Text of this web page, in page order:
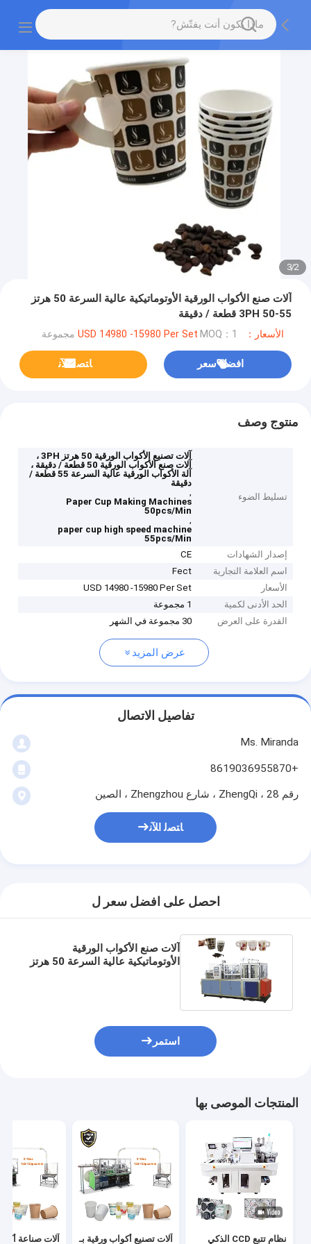
2
/
3
آلات صنع الأكواب الورقية الأوتوماتيكية عالية السرعة 50 هرتز
3PH 50-55 قطعة / دقيقة
الأسعار：USD 14980 -15980 Per Set MOQ：1 مجموعة
افضل سعر ﺎﺘﺼﻟ ﺍﻶﻧ
منتوج وصف
تسليط الضوء
آلات تصنيع الأكواب الورقية 50 هرتز 3PH ،
آلات صنع الأكواب الورقية 50 قطعة / دقيقة ،
آلة الأكواب الورقية عالية السرعة 55 قطعة /
دقيقة
,
Paper Cup Making Machines
50pcs/Min
,
paper cup high speed machine
55pcs/Min
إصدار الشهادات
CE
اسم العلامة التجارية
Fect
الأسعار
USD 14980 -15980 Per Set
الحد الأدنى لكمية
1 مجموعة
القدرة على العرض
30 مجموعة في الشهر
عرض المزيد
تفاصيل الاتصال
Ms. Miranda
+8619036955870
رقم 28 ، ZhengQi ، شارع Zhengzhou ، الصين
ﺎﺘﺼﻟ ﺍﻶﻧ
احصل على افضل سعر ل
آلات صنع الأكواب الورقية
الأوتوماتيكية عالية السرعة 50 هرتز
استمر
المنتجات الموصى بها
نظام تتبع CCD الذكي آلات تصنيع أكواب ورقية بـ آلات صناعة